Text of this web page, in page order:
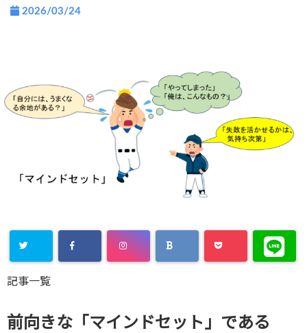
2026/03/24
記事一覧
前向きな「マインドセット」である